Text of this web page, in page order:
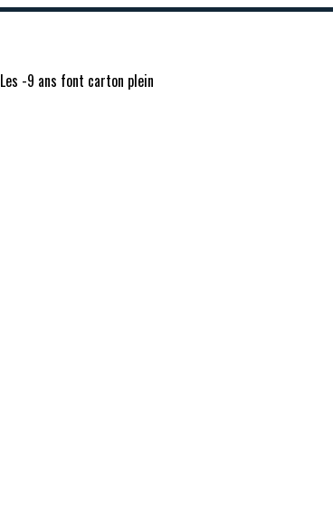
Les -9 ans font carton plein